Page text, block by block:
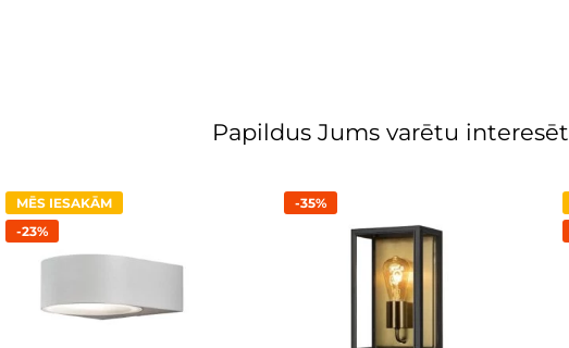
Papildus Jums varētu interesēt
MĒS IESAKĀM
-23%
-35%